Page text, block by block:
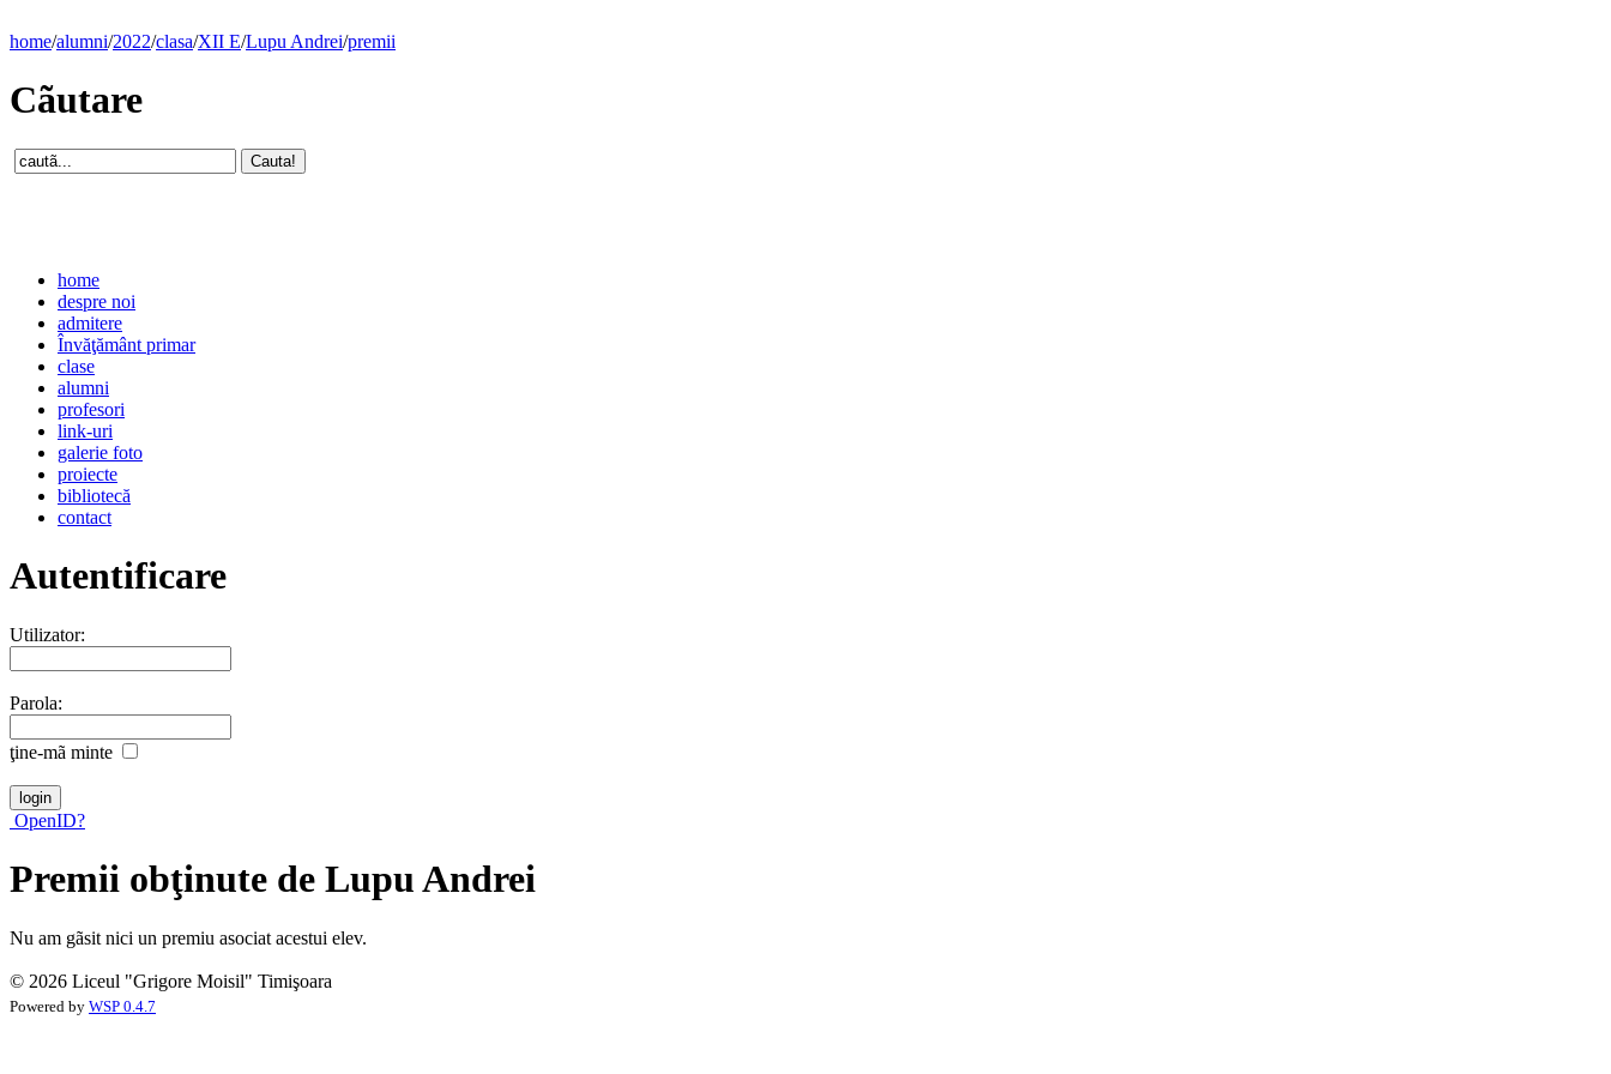
home/alumni/2022/clasa/XII E/Lupu Andrei/premii
Cãutare
home
despre noi
admitere
Învăţământ primar
clase
alumni
profesori
link-uri
galerie foto
proiecte
bibliotecă
contact
Autentificare
Utilizator:
Parola:
ţine-mã minte
OpenID?
Premii obţinute de Lupu Andrei
Nu am gãsit nici un premiu asociat acestui elev.
© 2026 Liceul "Grigore Moisil" Timişoara
Powered by WSP 0.4.7